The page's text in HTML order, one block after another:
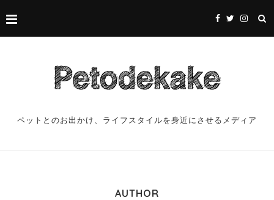
ペットとのお出かけ、ライフスタイルを身近にさせるメディア
AUTHOR